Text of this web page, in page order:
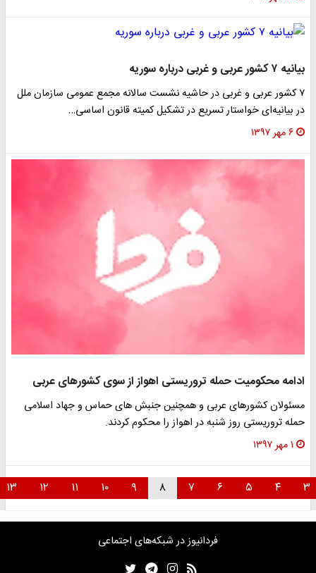
بیانیه ۷ کشور عربی و غربی درباره سوریه
۷ کشور عربی و غربی در حاشیه نشست سالانه مجمع عمومی سازمان ملل
در بیانیه‌ای خواستار تسریع در تشکیل کمیته قانون اساسی…
۶ مهر ۱۳۹۷
ادامه محکومیت حمله تروریستی اهواز از سوی کشورهای عربی
مسئولان کشورهای عربی و همچنین جنبش های حماس و جهاد اسلامی
حمله تروریستی روز شنبه در اهواز را محکوم کردند.
۱ مهر ۱۳۹۷
۳ ۴ ۵ ۶ ۷ ۸ ۹ ۱۰ ۱۱ ۱۲ ۱۳
فردانیوز در شبکه‌های اجتماعی